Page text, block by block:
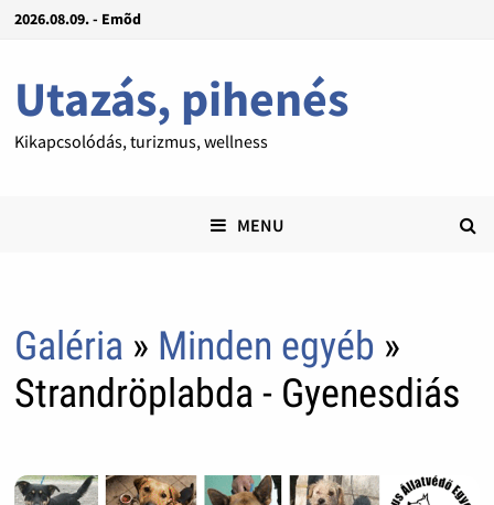
2026.08.09. - Emõd
Utazás, pihenés
Kikapcsolódás, turizmus, wellness
MENU
Galéria » Minden egyéb »
Strandröplabda - Gyenesdiás